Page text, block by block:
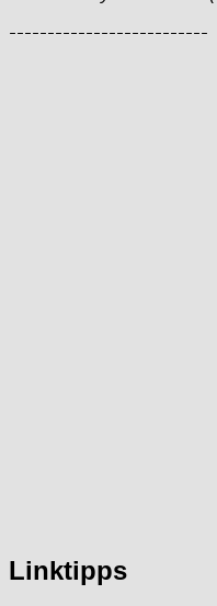
--------------------------
Linktipps